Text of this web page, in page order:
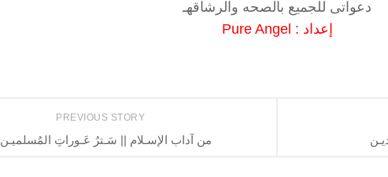
دعواتى للجميع بالصحه والرشاقهـ
إعداد : Pure Angel
PREVIOUS STORY
من آداب الإسـلام || سَـترُ عَـوراتِ المُسلميـن